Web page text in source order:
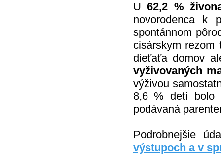
U62,2 %
novorodenca k
spontánnom
cisárskym rezom
dieťaťa domov
vyživovaných
výživou
8,6 % detí bolo
podávaná
Podrobnejšie
výstupoch a v